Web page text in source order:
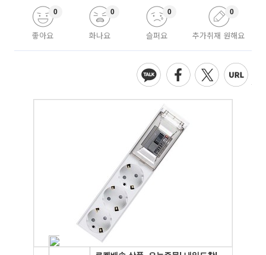
좋아요
0
화나요
0
슬퍼요
0
추가취재 원해요
0